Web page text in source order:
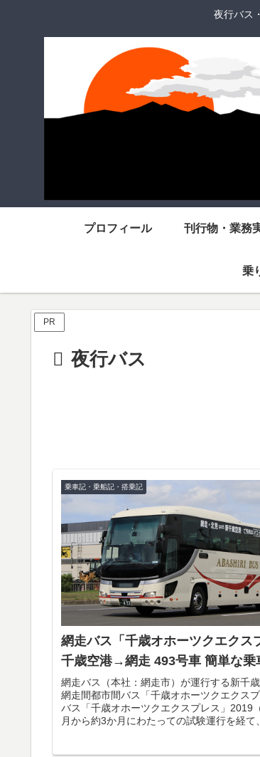
夜行バス
プロフィール 刊行物・業務
乗
PR
夜行バス
乗車記・乗船記・搭乗記
網走バス「千歳オホーツクエクス
千歳空港→網走 493号車 簡単な乗
網走バス（本社：網走市）が運行する新千
網走間都市間バス「千歳オホーツクエクス
バス「千歳オホーツクエクスプレス」2019
月から約3か月にわたっての試験運行を経て